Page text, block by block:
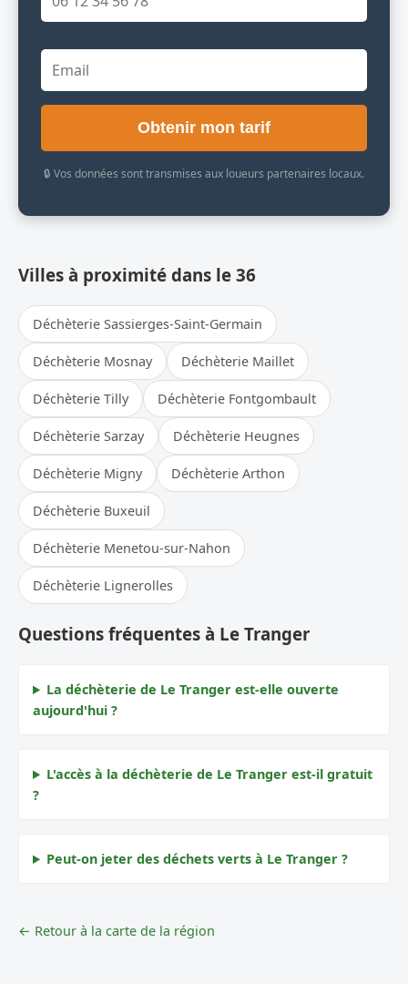
Obtenir mon tarif
🔒 Vos données sont transmises aux loueurs partenaires locaux.
Villes à proximité dans le 36
Déchèterie Sassierges-Saint-Germain
Déchèterie Mosnay Déchèterie Maillet
Déchèterie Tilly Déchèterie Fontgombault
Déchèterie Sarzay Déchèterie Heugnes
Déchèterie Migny Déchèterie Arthon
Déchèterie Buxeuil
Déchèterie Menetou-sur-Nahon
Déchèterie Lignerolles
Questions fréquentes à Le Tranger
La déchèterie de Le Tranger est-elle ouverte
aujourd'hui ?
L'accès à la déchèterie de Le Tranger est-il gratuit
?
Peut-on jeter des déchets verts à Le Tranger ?
← Retour à la carte de la région